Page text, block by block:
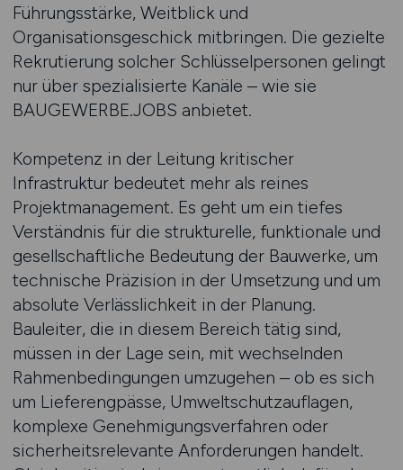
Führungsstärke, Weitblick und
Organisationsgeschick mitbringen. Die gezielte
Rekrutierung solcher Schlüsselpersonen gelingt
nur über spezialisierte Kanäle – wie sie
BAUGEWERBE.JOBS anbietet.
Kompetenz in der Leitung kritischer
Infrastruktur bedeutet mehr als reines
Projektmanagement. Es geht um ein tiefes
Verständnis für die strukturelle, funktionale und
gesellschaftliche Bedeutung der Bauwerke, um
technische Präzision in der Umsetzung und um
absolute Verlässlichkeit in der Planung.
Bauleiter, die in diesem Bereich tätig sind,
müssen in der Lage sein, mit wechselnden
Rahmenbedingungen umzugehen – ob es sich
um Lieferengpässe, Umweltschutzauflagen,
komplexe Genehmigungsverfahren oder
sicherheitsrelevante Anforderungen handelt.